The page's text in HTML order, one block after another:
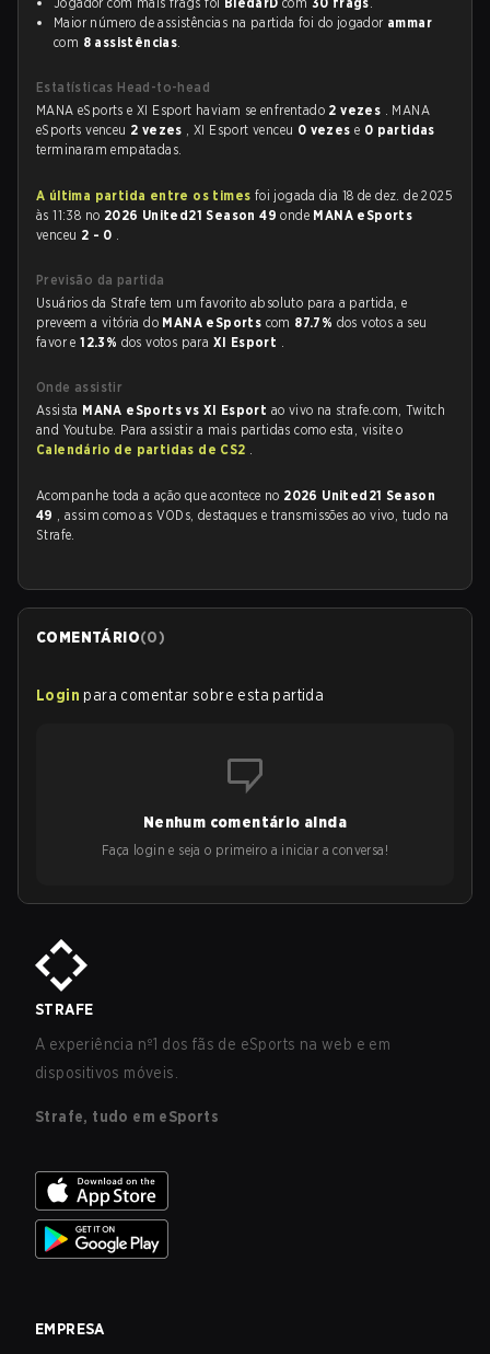
Maior número de assistências na partida foi do jogador ammar
com 8 assistências.
Estatísticas Head-to-head
MANA eSports e XI Esport haviam se enfrentado 2 vezes . MANA
eSports venceu 2 vezes , XI Esport venceu 0 vezese 0 partidas
terminaram empatadas.
A última partida entre os times foi jogada dia 18 de dez. de 2025
às 11:38 no 2026 United21 Season 49onde MANA eSports
venceu 2 - 0 .
Previsão da partida
Usuários da Strafe tem um favorito absoluto para a partida, e
preveem a vitória do MANA eSports com 87.7% dos votos a seu
favor e12.3% dos votos para XI Esport .
Onde assistir
Assista MANA eSports vs XI Esport ao vivo na strafe.com, Twitch
and Youtube. Para assistir a mais partidas como esta, visite o
Calendário de partidas de CS2 .
Acompanhe toda a ação que acontece no 2026 United21 Season
49 , assim como as VODs, destaques e transmissões ao vivo, tudo na
Strafe.
COMENTÁRIO(0)
Login para comentar sobre esta partida
Nenhum comentário ainda
Faça login e seja o primeiro a iniciar a conversa!
STRAFE
A experiência nº1 dos fãs de eSports na web e em
dispositivos móveis.
Strafe, tudo em eSports
EMPRESA